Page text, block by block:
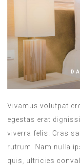
Vivamus volutpat
egestas erat
viverra felis. Cras
rutrum. Nam nulla
quis, ultricies